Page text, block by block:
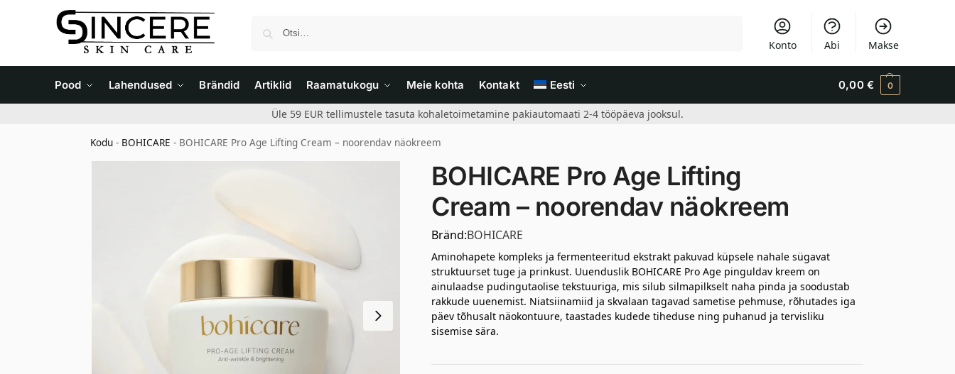
Konto Abi Makse
Pood Lahendused Brändid Artiklid Raamatukogu Meie kohta Kontakt Eesti 0,00 € 0
Üle 59 EUR tellimustele tasuta kohaletoimetamine pakiautomaati 2-4 tööpäeva jooksul.
Kodu - BOHICARE - BOHICARE Pro Age Lifting Cream – noorendav näokreem
BOHICARE Pro Age Lifting
Cream – noorendav näokreem
Bränd:BOHICARE
Aminohapete kompleks ja fermenteeritud ekstrakt pakuvad küpsele nahale sügavat
struktuurset tuge ja prinkust. Uuenduslik BOHICARE Pro Age pinguldav kreem on
ainulaadse pudingutaolise tekstuuriga, mis silub silmapilkselt naha pinda ja soodustab
rakkude uuenemist. Niatsiinamiid ja skvalaan tagavad sametise pehmuse, rõhutades iga
päev tõhusalt näokontuure, taastades kudede tiheduse ning puhanud ja tervisliku
sisemise sära.